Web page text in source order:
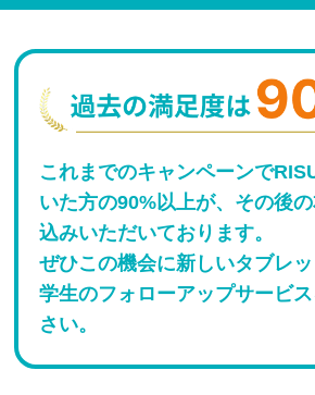
これまでのキャンペーンで
いた方の90%以上が、その後
込みいただいております。
ぜひこの機会に新しいタブレ
学生のフォローアップサービ
さい。